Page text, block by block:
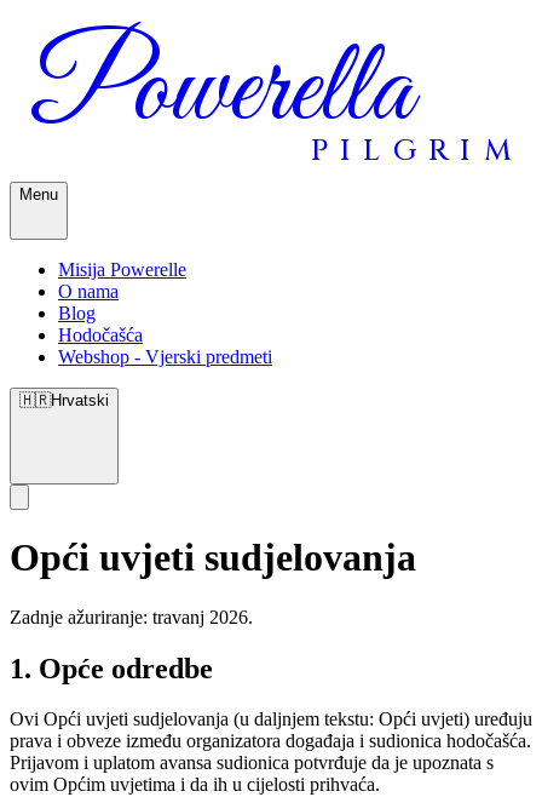
Powerella
PILGRIM
Menu
Misija Powerelle
O nama
Blog
Hodočašća
Webshop - Vjerski predmeti
🇭🇷Hrvatski
Opći uvjeti sudjelovanja
Zadnje ažuriranje: travanj 2026.
1. Opće odredbe
Ovi Opći uvjeti sudjelovanja (u daljnjem tekstu: Opći uvjeti) uređuju
prava i obveze između organizatora događaja i sudionica hodočašća.
Prijavom i uplatom avansa sudionica potvrđuje da je upoznata s
ovim Općim uvjetima i da ih u cijelosti prihvaća.